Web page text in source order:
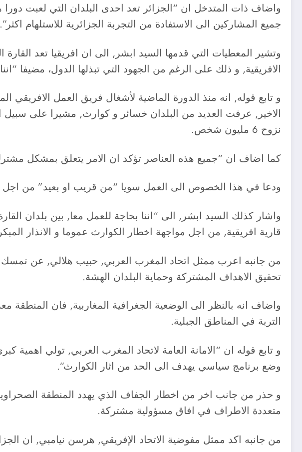
واضاف ذات المتدخل ان “الجزائر تعد احدى البلدان التي لعبت دورا
جميع المشاركين الى الاستفادة من التجربة الجزائرية للاستلهام اكثر”.
وتشير المعطيات التي قدمها السيد ابشر, الى ان افريقيا تعد القارة
الافريقية, و ذلك على الرغم من الجهود التي تبذلها الدول، مضيفا
و تابع قوله, انه منذ الدورة الماضية لأشغال فريق العمل
الاخير, عرفت العديد من البلدان خسائر و كوارث, مشيرا على سبيل
نزوح 6 مليون شخص.
كما اضاف ان “جميع هذه العناصر تؤكد ان الامر يتعلق بمشكل
ودعا في هذا الخصوص الى العمل سويا “من قريب او بعيد” من اجل تجسيد اهداف اجندة 2030
واشار كذلك السيد ابشر, الى “اننا بحاجة للعمل معا, بين بلدان
قارية افريقية, من اجل مواجهة اخطار الكوارث عموما و الانذار
من جانبه اعرب ممثل اتحاد المغرب العربي, حبيب هلالي, عن تمسك
تحقيق الاهداف المشتركة وحماية البلدان الهشة.
واضاف انه بالنظر الى الوضعية الجغرافية المغاربية, فان المنطقة
التربة في المناطق الجبلية.
و تابع قوله ان “الامانة العامة لاتحاد المغرب العربي, تولي
وضع برنامج سياسي يهدف الى الحد من اثار الكوارث”.
متعددة الاطراف في افاق مسؤولية مشتركة.
من جانبه اكد ممثل مفوضية الاتحاد الإفريقي, هرسن نيامبي, ان